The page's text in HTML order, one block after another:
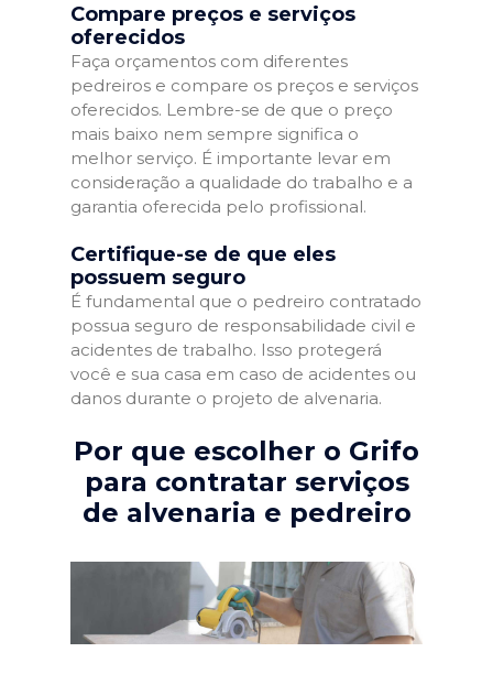
Compare preços e serviços
oferecidos
Faça orçamentos com diferentes
pedreiros e compare os preços e serviços
oferecidos. Lembre-se de que o preço
mais baixo nem sempre significa o
melhor serviço. É importante levar em
consideração a qualidade do trabalho e a
garantia oferecida pelo profissional.
Certifique-se de que eles
possuem seguro
É fundamental que o pedreiro contratado
possua seguro de responsabilidade civil e
acidentes de trabalho. Isso protegerá
você e sua casa em caso de acidentes ou
danos durante o projeto de alvenaria.
Por que escolher o Grifo
para contratar serviços
de alvenaria e pedreiro